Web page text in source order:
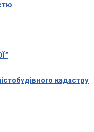
кадастру